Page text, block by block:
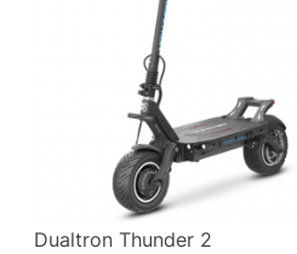
Dualtron Thunder 2